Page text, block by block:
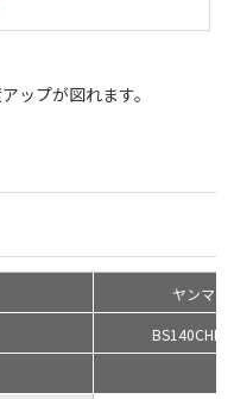
ップが図れます。
ヤンマ
BS140CHK